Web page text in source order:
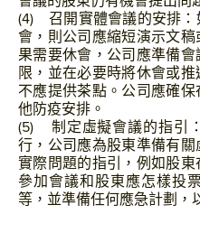
(4) 召開實體會議的安排：
會，則公司應縮短演示文
果需要休會，公司應準備
限，並在必要時將休會或
不應提供茶點。公司應確
他防疫安排。
(5) 制定虛擬會議的指引
行，公司應為股東準備有
實際問題的指引，例如股
參加會議和股東應怎樣投
等，並準備任何應急計劃，